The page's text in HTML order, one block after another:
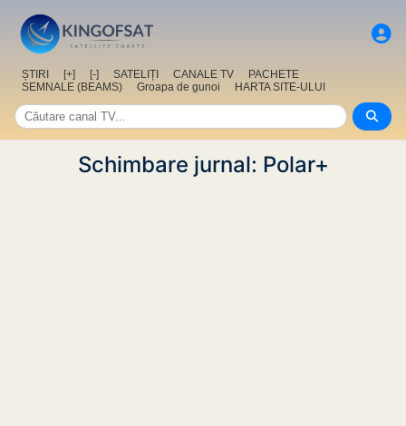
ȘTIRI [+] [-] SATELIȚI CANALE TV
PACHETE
SEMNALE (BEAMS)
Groapa de gunoi HARTA SITE-ULUI
Schimbare jurnal: Polar+